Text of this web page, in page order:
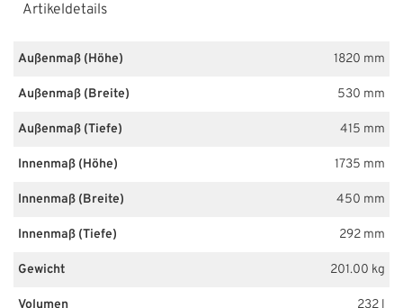
Artikeldetails
Außenmaß (Höhe) 1820 mm
Außenmaß (Breite) 530 mm
Außenmaß (Tiefe) 415 mm
Innenmaß (Höhe) 1735 mm
Innenmaß (Breite) 450 mm
Innenmaß (Tiefe) 292 mm
Gewicht 201.00 kg